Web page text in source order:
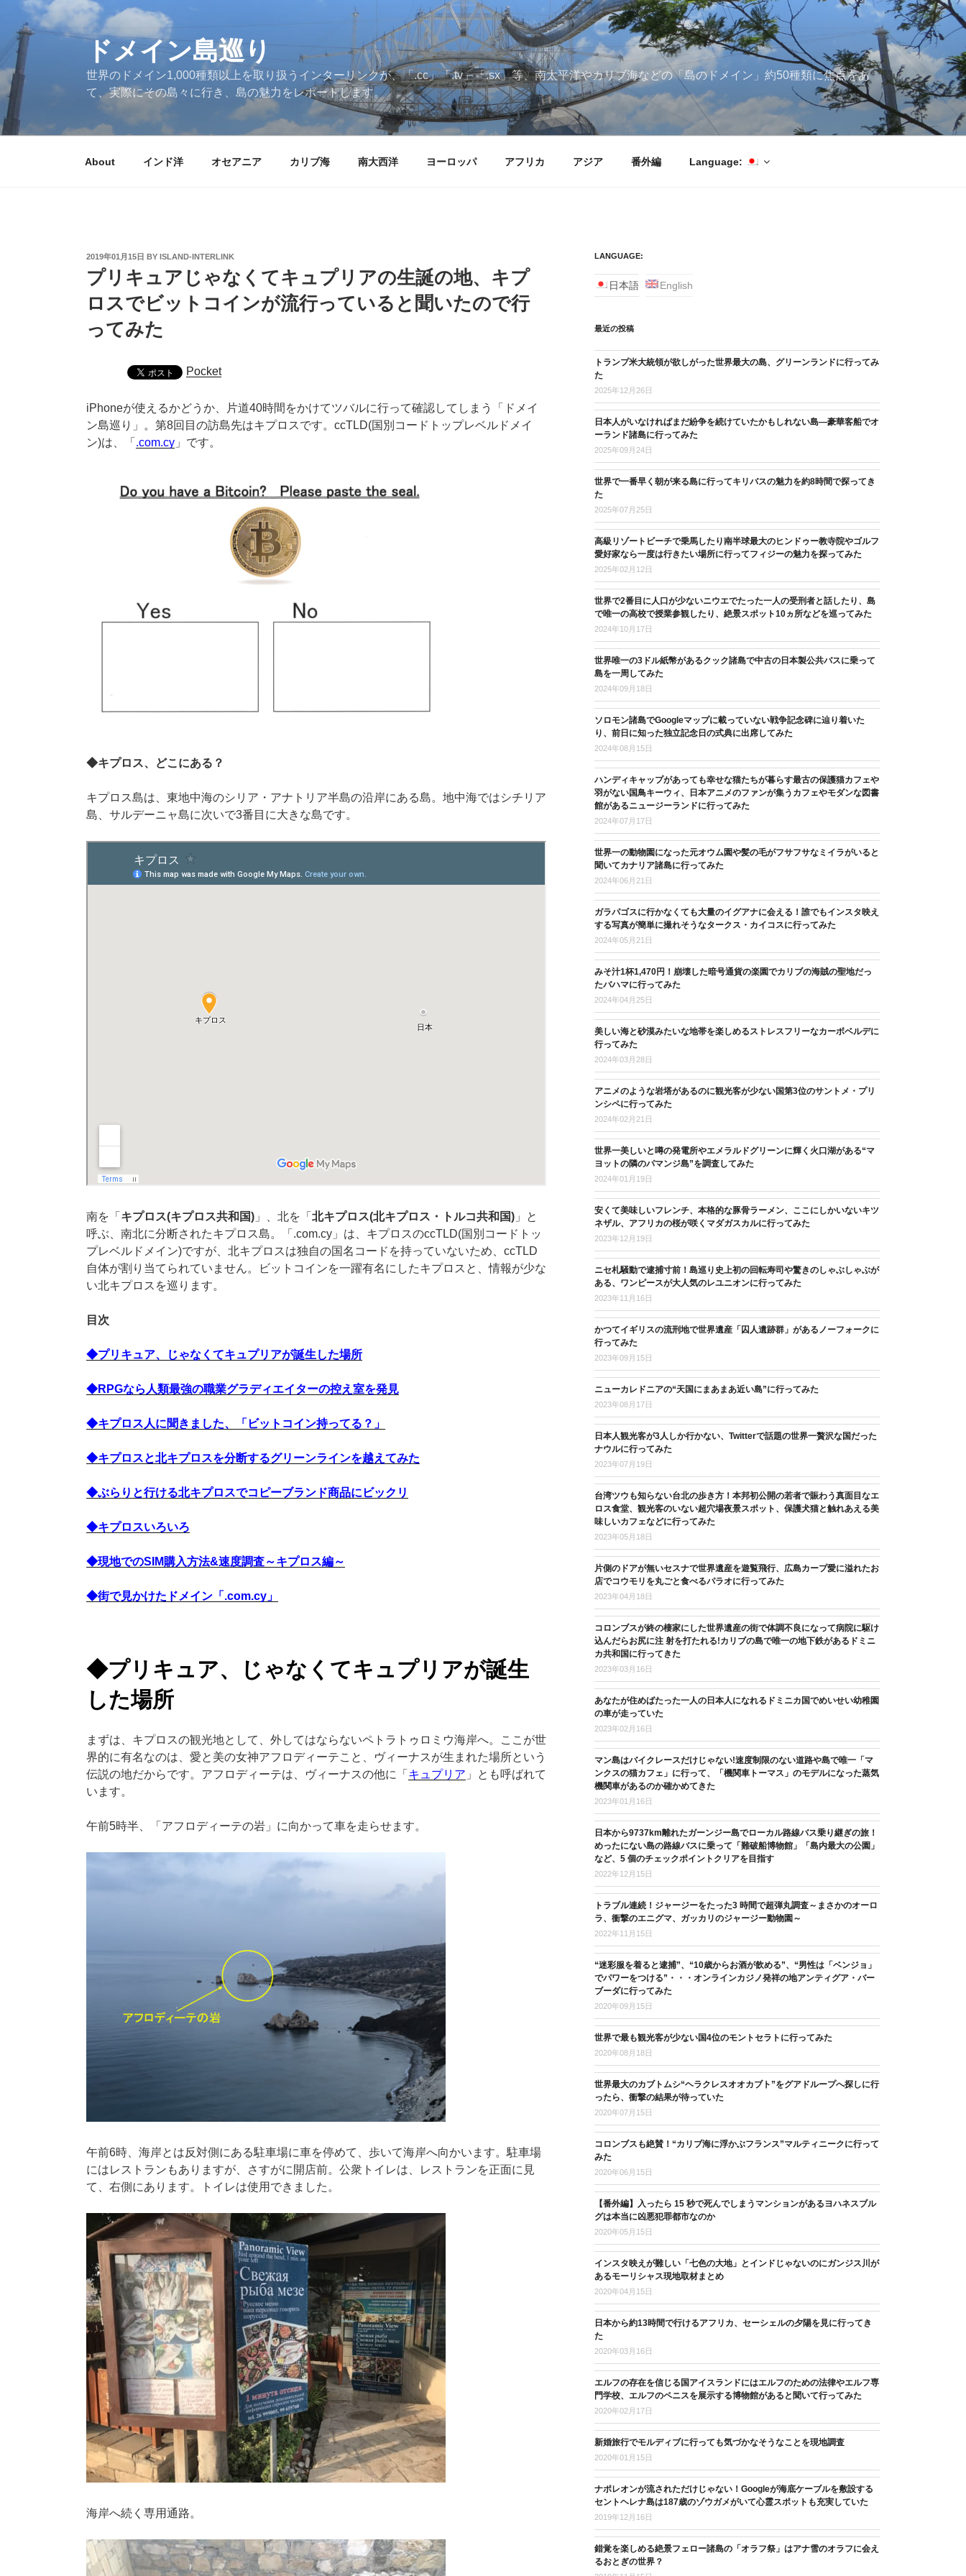
content
ドメイン島巡り
世界のドメイン1,000種類以上を取り扱うインターリンクが、「.cc」「.tv」「.sx」等、南太平洋やカリブ海などの「島のドメイン」約50種類に焦点をあ
て、実際にその島々に行き、島の魅力をレポートします。
About インド洋 オセアニア カリブ海 南大西洋 ヨーロッパ アフリカ アジア 番外編 Language:
POSTED
2019年01月15日 BY ISLAND-INTERLINK
プリキュアじゃなくてキュプリアの生誕の地、キプ
ロスでビットコインが流行っていると聞いたので行
ってみた
Pocket
iPhoneが使えるかどうか、片道40時間をかけてツバルに行って確認してしまう「ドメイ
ン島巡り」。第8回目の訪島先はキプロスです。ccTLD(国別コードトップレベルドメイ
ン)は、「 .com.cy 」です。
◆キプロス、どこにある？
キプロス島は、東地中海のシリア・アナトリア半島の沿岸にある島。地中海ではシチリア
島、サルデーニャ島に次いで3番目に大きな島です。
南を「 キプロス(キプロス共和国) 」、北を「 北キプロス(北キプロス・トルコ共和国) 」と
呼ぶ、南北に分断されたキプロス島。「.com.cy」は、キプロスのccTLD(国別コードトッ
プレベルドメイン)ですが、北キプロスは独自の国名コードを持っていないため、ccTLD
自体が割り当てられていません。ビットコインを一躍有名にしたキプロスと、情報が少な
い北キプロスを巡ります。
目次
◆プリキュア、じゃなくてキュプリアが誕生した場所
◆RPGなら人類最強の職業グラディエイターの控え室を発見
◆キプロス人に聞きました、「ビットコイン持ってる？」
◆キプロスと北キプロスを分断するグリーンラインを越えてみた
◆ぶらりと行ける北キプロスでコピーブランド商品にビックリ
◆キプロスいろいろ
◆現地でのSIM購入方法&速度調査～キプロス編～
◆街で見かけたドメイン「.com.cy」
◆プリキュア、じゃなくてキュプリアが誕生
した場所
まずは、キプロスの観光地として、外してはならないペトラトゥロミウ海岸へ。ここが世
界的に有名なのは、愛と美の女神アフロディーテこと、ヴィーナスが生まれた場所という
伝説の地だからです。アフロディーテは、ヴィーナスの他に「 キュプリア 」とも呼ばれて
います。
午前5時半、「アフロディーテの岩」に向かって車を走らせます。
午前6時、海岸とは反対側にある駐車場に車を停めて、歩いて海岸へ向かいます。駐車場
にはレストランもありますが、さすがに開店前。公衆トイレは、レストランを正面に見
て、右側にあります。トイレは使用できました。
海岸へ続く専用通路。
LANGUAGE:
日本語 English
最近の投稿
トランプ米大統領が欲しがった世界最大の島、グリーンランドに行ってみ
た
2025年12月26日
日本人がいなければまだ紛争を続けていたかもしれない島―豪華客船でオ
ーランド諸島に行ってみた
2025年09月24日
世界で一番早く朝が来る島に行ってキリバスの魅力を約8時間で探ってき
た
2025年07月25日
高級リゾートビーチで乗馬したり南半球最大のヒンドゥー教寺院やゴルフ
愛好家なら一度は行きたい場所に行ってフィジーの魅力を探ってみた
2025年02月12日
世界で2番目に人口が少ないニウエでたった一人の受刑者と話したり、島
で唯一の高校で授業参観したり、絶景スポット10ヵ所などを巡ってみた
2024年10月17日
世界唯一の3ドル紙幣があるクック諸島で中古の日本製公共バスに乗って
島を一周してみた
2024年09月18日
ソロモン諸島でGoogleマップに載っていない戦争記念碑に辿り着いた
り、前日に知った独立記念日の式典に出席してみた
2024年08月15日
ハンディキャップがあっても幸せな猫たちが暮らす最古の保護猫カフェや
羽がない国鳥キーウィ、日本アニメのファンが集うカフェやモダンな図書
館があるニュージーランドに行ってみた
2024年07月17日
世界一の動物園になった元オウム園や髪の毛がフサフサなミイラがいると
聞いてカナリア諸島に行ってみた
2024年06月21日
ガラパゴスに行かなくても大量のイグアナに会える！誰でもインスタ映え
する写真が簡単に撮れそうなタークス・カイコスに行ってみた
2024年05月21日
みそ汁1杯1,470円！崩壊した暗号通貨の楽園でカリブの海賊の聖地だっ
たバハマに行ってみた
2024年04月25日
美しい海と砂漠みたいな地帯を楽しめるストレスフリーなカーボベルデに
行ってみた
2024年03月28日
アニメのような岩塔があるのに観光客が少ない国第3位のサントメ・プリ
ンシペに行ってみた
2024年02月21日
世界一美しいと噂の発電所やエメラルドグリーンに輝く火口湖がある“マ
ヨットの隣のパマンジ島”を調査してみた
2024年01月19日
安くて美味しいフレンチ、本格的な豚骨ラーメン、ここにしかいないキツ
ネザル、アフリカの桜が咲くマダガスカルに行ってみた
2023年12月19日
ニセ札騒動で逮捕寸前！島巡り史上初の回転寿司や驚きのしゃぶしゃぶが
ある、ワンピースが大人気のレユニオンに行ってみた
2023年11月16日
かつてイギリスの流刑地で世界遺産「囚人遺跡群」があるノーフォークに
行ってみた
2023年09月15日
ニューカレドニアの“天国にまあまあ近い島”に行ってみた
2023年08月17日
日本人観光客が3人しか行かない、Twitterで話題の世界一贅沢な国だった
ナウルに行ってみた
2023年07月19日
台湾ツウも知らない台北の歩き方！本邦初公開の若者で賑わう真面目なエ
ロス食堂、観光客のいない超穴場夜景スポット、保護犬猫と触れあえる美
味しいカフェなどに行ってみた
2023年05月18日
片側のドアが無いセスナで世界遺産を遊覧飛行、広島カープ愛に溢れたお
店でコウモリを丸ごと食べるパラオに行ってみた
2023年04月18日
コロンブスが終の棲家にした世界遺産の街で体調不良になって病院に駆け
込んだらお尻に注 射を打たれる!カリブの島で唯一の地下鉄があるドミニ
カ共和国に行ってきた
2023年03月16日
あなたが住めばたった一人の日本人になれるドミニカ国でめいせい幼稚園
の車が走っていた
2023年02月16日
マン島はバイクレースだけじゃない!速度制限のない道路や島で唯一「マ
ンクスの猫カフェ」に行って、「機関車トーマス」のモデルになった蒸気
機関車があるのか確かめてきた
2023年01月16日
日本から9737km離れたガーンジー島でローカル路線バス乗り継ぎの旅！
めったにない島の路線バスに乗って「難破船博物館」「島内最大の公園」
など、5 個のチェックポイントクリアを目指す
2022年12月15日
トラブル連続！ジャージーをたった3 時間で超弾丸調査～まさかのオーロ
ラ、衝撃のエニグマ、ガッカリのジャージー動物園～
2022年11月15日
“迷彩服を着ると逮捕”、“10歳からお酒が飲める”、“男性は「ベンジョ」
でパワーをつける”・・・オンラインカジノ発祥の地アンティグア・バー
ブーダに行ってみた
2020年09月15日
世界で最も観光客が少ない国4位のモントセラトに行ってみた
2020年08月18日
世界最大のカブトムシ“ヘラクレスオオカブト”をグアドループへ探しに行
ったら、衝撃の結果が待っていた
2020年07月15日
コロンブスも絶賛！“カリブ海に浮かぶフランス”マルティニークに行って
みた
2020年06月15日
【番外編】入ったら 15 秒で死んでしまうマンションがあるヨハネスブル
グは本当に凶悪犯罪都市なのか
2020年05月15日
インスタ映えが難しい「七色の大地」とインドじゃないのにガンジス川が
あるモーリシャス現地取材まとめ
2020年04月15日
日本から約13時間で行けるアフリカ、セーシェルの夕陽を見に行ってき
た
2020年03月16日
エルフの存在を信じる国アイスランドにはエルフのための法律やエルフ専
門学校、エルフのペニスを展示する博物館があると聞いて行ってみた
2020年02月17日
新婚旅行でモルディブに行っても気づかなそうなことを現地調査
2020年01月15日
ナポレオンが流されただけじゃない！Googleが海底ケーブルを敷設する
セントヘレナ島は187歳のゾウガメがいて心霊スポットも充実していた
2019年12月16日
錯覚を楽しめる絶景フェロー諸島の「オラフ祭」はアナ雪のオラフに会え
るおとぎの世界？